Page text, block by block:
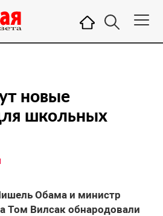
новые
школьных
Обама и министр
Том Вилсак обнародовали